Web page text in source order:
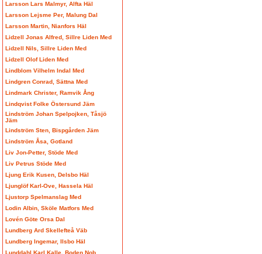
Larsson Lars Malmyr, Alfta Häl
Larsson Lejsme Per, Malung Dal
Larsson Martin, Nianfors Häl
Lidzell Jonas Alfred, Sillre Liden Med
Lidzell Nils, Sillre Liden Med
Lidzell Olof Liden Med
Lindblom Vilhelm Indal Med
Lindgren Conrad, Sättna Med
Lindmark Christer, Ramvik Ång
Lindqvist Folke Östersund Jäm
Lindström Johan Spelpojken, Tåsjö
Jäm
Lindström Sten, Bispgården Jäm
Lindström Åsa, Gotland
Liv Jon-Petter, Stöde Med
Liv Petrus Stöde Med
Ljung Erik Kusen, Delsbo Häl
Ljunglöf Karl-Ove, Hassela Häl
Ljustorp Spelmanslag Med
Lodin Albin, Sköle Matfors Med
Lovén Göte Orsa Dal
Lundberg Ard Skellefteå Väb
Lundberg Ingemar, Ilsbo Häl
Lunddahl Karl Kalle, Boden Nob